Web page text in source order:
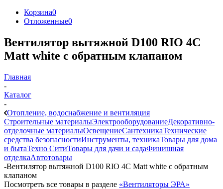
Корзина0
Отложенные0
Вентилятор вытяжной D100 RIO 4C
Matt white с обратным клапаном
Главная
-
Каталог
-
Отопление, водоснабжение и вентиляция
Строительные материалыЭлектрооборудованиеДекоративно-
отделочные материалыОсвещениеСантехникаТехнические
средства безопасностиИнструменты, техникаТовары для дома
и бытаТехно СитиТовары для дачи и садаФинишная
отделкаАвтотовары
-Вентилятор вытяжной D100 RIO 4C Matt white с обратным
клапаном
Посмотреть все товары в разделе «Вентиляторы ЭРА»